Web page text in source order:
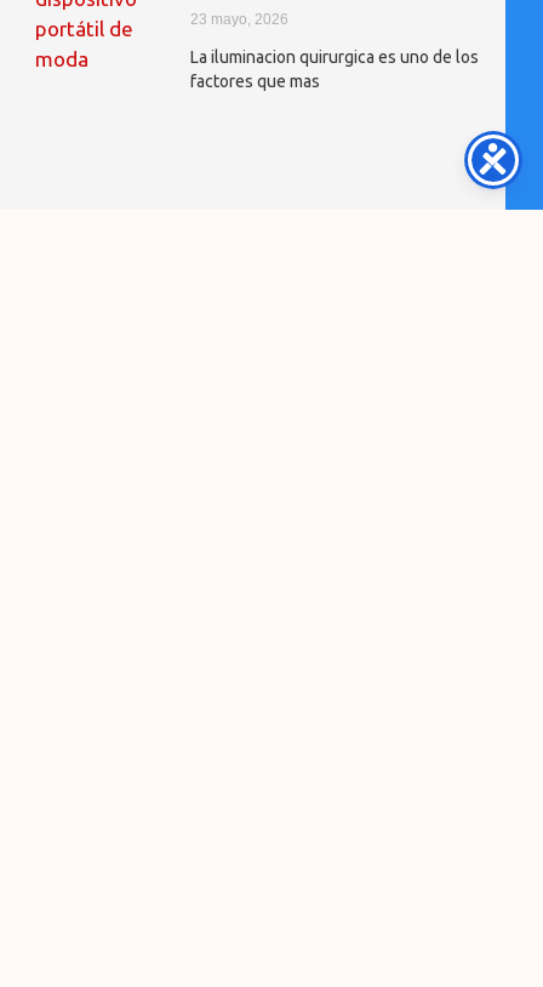
23 mayo, 2026
La iluminacion quirurgica es uno de los
factores que mas